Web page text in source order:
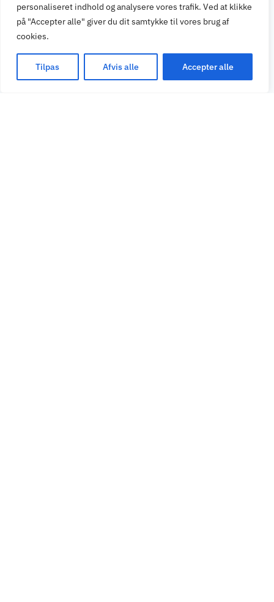
personaliseret indhold og analysere vores trafik. Ved at klikke
på "Accepter alle" giver du dit samtykke til vores brug af
cookies.
Tilpas Afvis alle Accepter alle